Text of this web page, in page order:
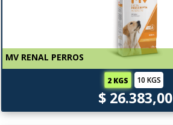
MV RENAL PERROS
2 KGS 10 KGS
$ 26.383,00